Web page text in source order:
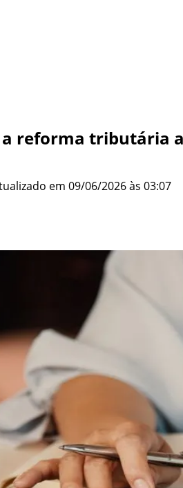
reforma tributária
em 09/06/2026 às 03:07